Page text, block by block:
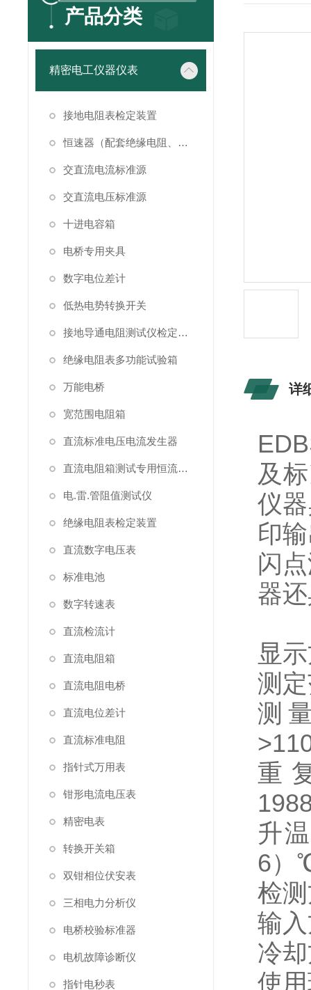
产品分类
精密电工仪器仪表
接地电阻表检定装置
恒速器（配套绝缘电阻、接地电阻表检定）
交直流电流标准源
交直流电压标准源
十进电容箱
电桥专用夹具
数字电位差计
低热电势转换开关
接地导通电阻测试仪检定装置
绝缘电阻表多功能试验箱
万能电桥
宽范围电阻箱
直流标准电压电流发生器
直流电阻箱测试专用恒流源（简称恒流源）
电.雷.管阻值测试仪
绝缘电阻表检定装置
直流数字电压表
标准电池
数字转速表
直流检流计
直流电阻箱
直流电阻电桥
直流电位差计
直流标准电阻
指针式万用表
钳形电流电压表
精密电表
转换开关箱
双钳相位伏安表
三相电力分析仪
电桥校验标准器
电机故障诊断仪
指针电秒表
详
及
仪
印
闪
器
显
测
测
重
升
6）
检
输
冷
使